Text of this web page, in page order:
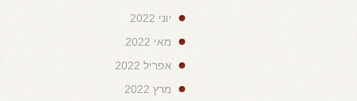
יוני 2022
מאי 2022
אפריל 2022
מרץ 2022